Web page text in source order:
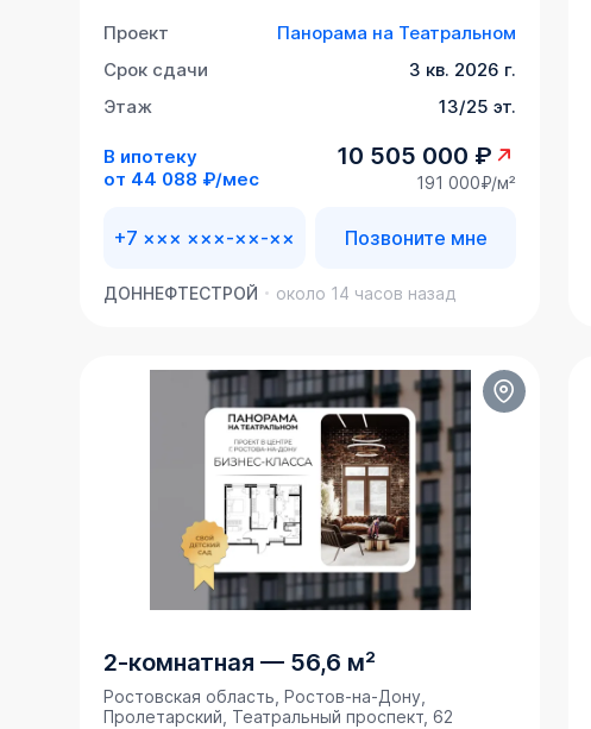
Проект
Панорама на Театральном
Срок сдачи
3 кв. 2026 г.
Этаж
13/25 эт.
В ипотеку
от 44 088 ₽/мес
10 505 000 ₽
191 000₽/м²
+7 ××× ×××-××-×× Позвоните мне
ДОННЕФТЕСТРОЙ около 14 часов назад
2-комнатная — 56,6 м²
Ростовская область, Ростов-на-Дону,
Пролетарский, Театральный проспект, 62